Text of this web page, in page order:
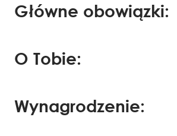
Główne obowiązki:
O Tobie:
Wynagrodzenie: